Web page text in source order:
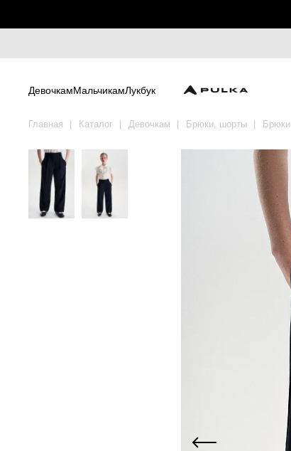
ДевочкамМальчикамЛукбук
Главная Каталог Девочкам Брюки, шорты Брюки